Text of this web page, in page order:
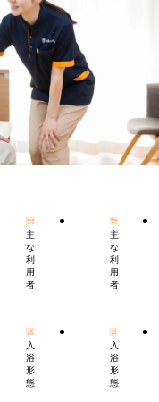
主
な
利
用
者
主
な
利
用
者
入
浴
形
態
入
浴
形
態